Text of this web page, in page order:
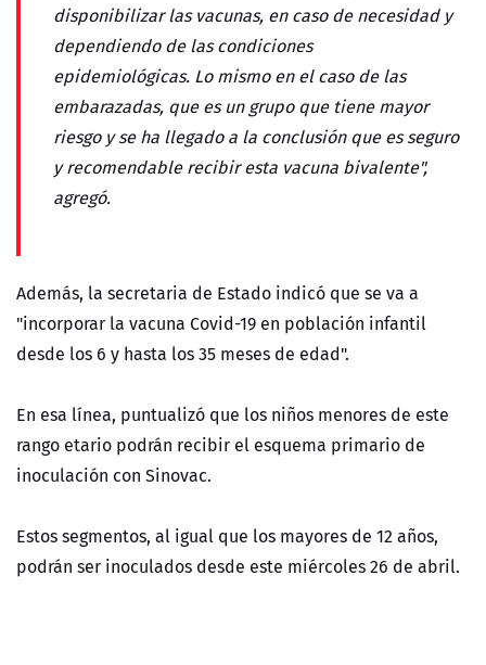
disponibilizar las vacunas, en caso de necesidad y
dependiendo de las condiciones
epidemiológicas. Lo mismo en el caso de las
embarazadas, que es un grupo que tiene mayor
riesgo y se ha llegado a la conclusión que es seguro
y recomendable recibir esta vacuna bivalente",
agregó.
Además, la secretaria de Estado indicó que se va a
"incorporar la vacuna Covid-19 en población infantil
desde los 6 y hasta los 35 meses de edad".
En esa línea, puntualizó que los niños menores de este
rango etario podrán recibir el esquema primario de
inoculación con Sinovac.
Estos segmentos, al igual que los mayores de 12 años,
podrán ser inoculados desde este miércoles 26 de abril.